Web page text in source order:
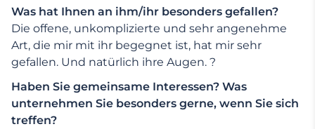
Was hat Ihnen an ihm/ihr besonders gefallen?
Die offene, unkomplizierte und sehr angenehme
Art, die mir mit ihr begegnet ist, hat mir sehr
gefallen. Und natürlich ihre Augen. ?
Haben Sie gemeinsame Interessen? Was
unternehmen Sie besonders gerne, wenn Sie sich
treffen?